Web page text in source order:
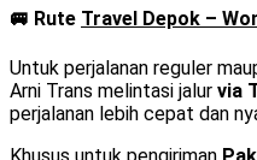
🚐 Rute Travel Depok –
Untuk perjalanan reguler
Arni Trans melintasi jalur via
perjalanan lebih cepat dan